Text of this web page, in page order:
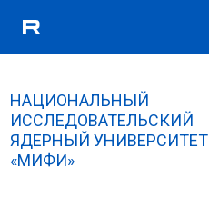
НАЦИОНАЛЬНЫЙ
ИССЛЕДОВАТЕЛЬСКИЙ
ЯДЕРНЫЙ УНИВЕРСИТЕТ
«МИФИ»